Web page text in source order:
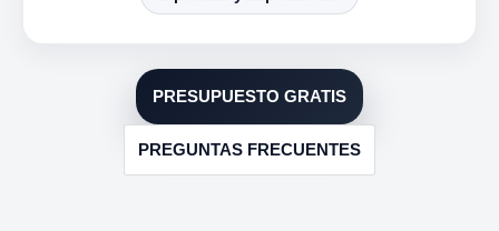
PRESUPUESTO GRATIS
PREGUNTAS FRECUENTES